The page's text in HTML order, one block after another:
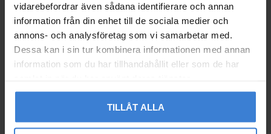
vidarebefordrar även sådana identifierare och annan
information från din enhet till de sociala medier och
annons- och analysföretag som vi samarbetar med.
Dessa kan i sin tur kombinera informationen med annan
information som du har tillhandahållit eller som de har
TILLÅT ALLA
Vid kortbetalning/banköverföring
Efter vi mottagit och behandlat returen meddelar vi kunden
om detta via e-post och gör en kreditering (-
returkostnaden). Pengarna syns normalt sätt inom ca 2 – 4
bankdagar. Pengarna återbetalas till det konto som kortet är
Vid faktura/delbetalning
Efter vi mottagit och behandlat returen meddelar vi kunden